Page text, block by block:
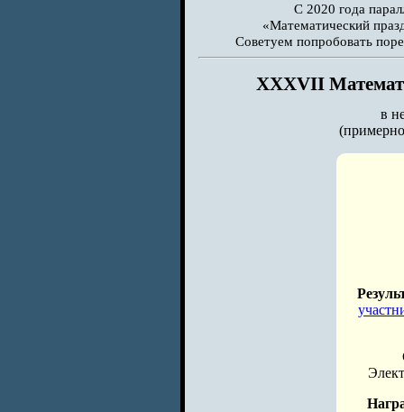
С 2020 года
«Математический
Cоветуем попробовать
XXXVII
в